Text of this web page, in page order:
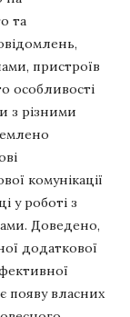
та
пристроїв
особливості
з різними
комунікації
у роботі з
Доведено,
додаткової
появу власних